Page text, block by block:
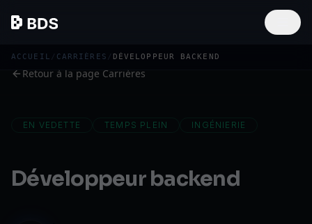
ACCUEIL / CARRIÈRES / DÉVELOPPEUR BACKEND
Retour à la page Carrières
EN VEDETTE TEMPS PLEIN INGÉNIERIE
Développeur backend